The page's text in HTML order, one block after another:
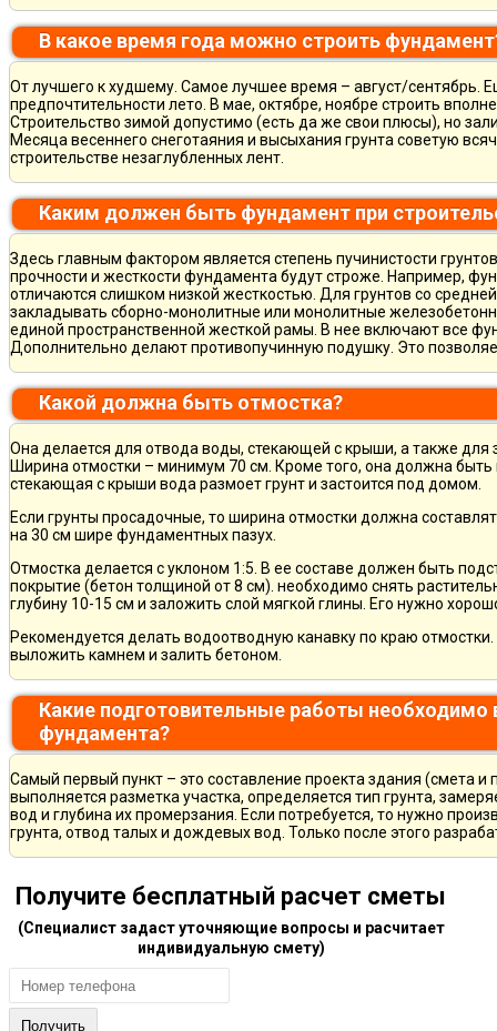
В какое время года можно строить
От лучшего к худшему. Самое лучшее время – август/сентябрь.
предпочтительности лето. В мае, октябре, ноябре строить
Строительство зимой допустимо (есть да же свои плюсы), но
Месяца весеннего снеготаяния и высыхания грунта советую
строительстве незаглубленных лент.
Каким должен быть фундамент при
Здесь главным фактором является степень пучинистости
прочности и жесткости фундамента будут строже. Например,
отличаются слишком низкой жесткостью. Для грунтов со
закладывать сборно-монолитные или монолитные
единой пространственной жесткой рамы. В нее включают все
Дополнительно делают противопучинную подушку. Это
Какой должна быть отмостка?
Она делается для отвода воды, стекающей с крыши, а также для
Ширина отмостки – минимум 70 см. Кроме того, она должна быть
стекающая с крыши вода размоет грунт и застоится под домом.
Если грунты просадочные, то ширина отмостки должна
на 30 см шире фундаментных пазух.
Отмостка делается с уклоном 1:5. В ее составе должен быть
покрытие (бетон толщиной от 8 см). необходимо снять
глубину 10-15 см и заложить слой мягкой глины. Его нужно
Рекомендуется делать водоотводную канавку по краю
выложить камнем и залить бетоном.
Какие подготовительные работы необходимо
фундамента?
Самый первый пункт – это составление проекта здания (смета
выполняется разметка участка, определяется тип грунта,
вод и глубина их промерзания. Если потребуется, то нужно
грунта, отвод талых и дождевых вод. Только после этого
Получите бесплатный расчет сметы
(Специалист задаст уточняющие вопросы и расчитает
индивидуальную смету)